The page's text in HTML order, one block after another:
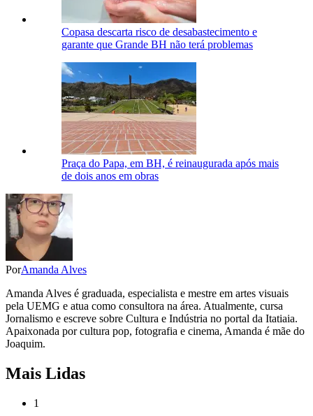
Copasa descarta risco de desabastecimento e
garante que Grande BH não terá problemas
Praça do Papa, em BH, é reinaugurada após mais
de dois anos em obras
PorAmanda Alves
Amanda Alves é graduada, especialista e mestre em artes visuais
pela UEMG e atua como consultora na área. Atualmente, cursa
Jornalismo e escreve sobre Cultura e Indústria no portal da Itatiaia.
Apaixonada por cultura pop, fotografia e cinema, Amanda é mãe do
Joaquim.
Mais Lidas
1